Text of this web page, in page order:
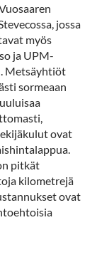
jossa
myös
ja UPM-
Metsäyhtiöt
sormeaan
ovat
pitkät
kilometrejä
ovat